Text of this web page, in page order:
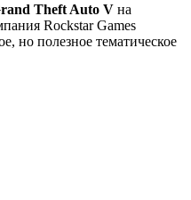
Theft Auto V на
Rockstar Games
но полезное тематическое